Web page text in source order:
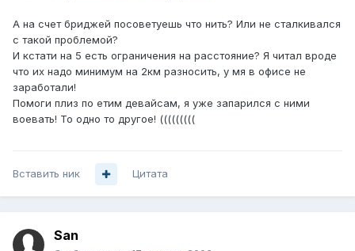
А на счет бриджей посоветуешь что нить? Или не сталкивался
с такой проблемой?
И кстати на 5 есть ограничения на расстояние? Я читал вроде
что их надо минимум на 2км разносить, у мя в офисе не
заработали!
Помоги плиз по етим девайсам, я уже запарился с ними
воевать! То одно то другое! (((((((((
Вставить ник Цитата
San